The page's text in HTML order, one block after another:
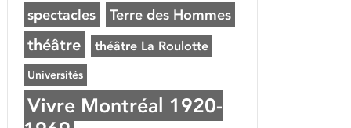
spectacles Terre des Hommes
théâtre théâtre La Roulotte
Universités
Vivre Montréal 1920-